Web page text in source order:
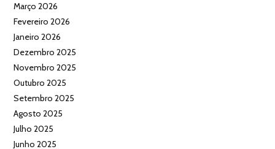
Março 2026
Fevereiro 2026
Janeiro 2026
Dezembro 2025
Novembro 2025
Outubro 2025
Setembro 2025
Agosto 2025
Julho 2025
Junho 2025